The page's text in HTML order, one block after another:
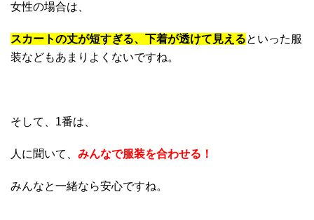
女性の場合は、
スカートの丈が短すぎる、下着が透けて見えるといった服
装などもあまりよくないですね。
そして、1番は、
人に聞いて、 みんなで服装を合わせる！
みんなと一緒なら安心ですね。